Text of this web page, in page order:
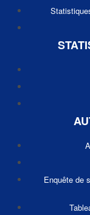
Enquête de